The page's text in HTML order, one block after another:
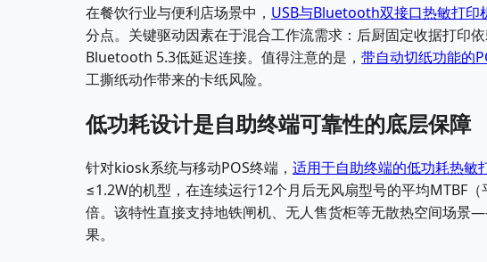
在餐饮行业与便利店场景中， USB与Bluetooth双接口热敏打印
分点。关键驱动因素在于混合工作流需求：后厨固定收据打印
Bluetooth 5.3低延迟连接。值得注意的是， 带自动切纸功能的
工撕纸动作带来的卡纸风险。
低功耗设计是自助终端可靠性的底层保障
针对kiosk系统与移动POS终端， 适用于自助终端的低功耗热敏
≤1.2W的机型，在连续运行12个月后无风扇型号的平均MTBF
倍。该特性直接支持地铁闸机、无人售货柜等无散热空间场
果。